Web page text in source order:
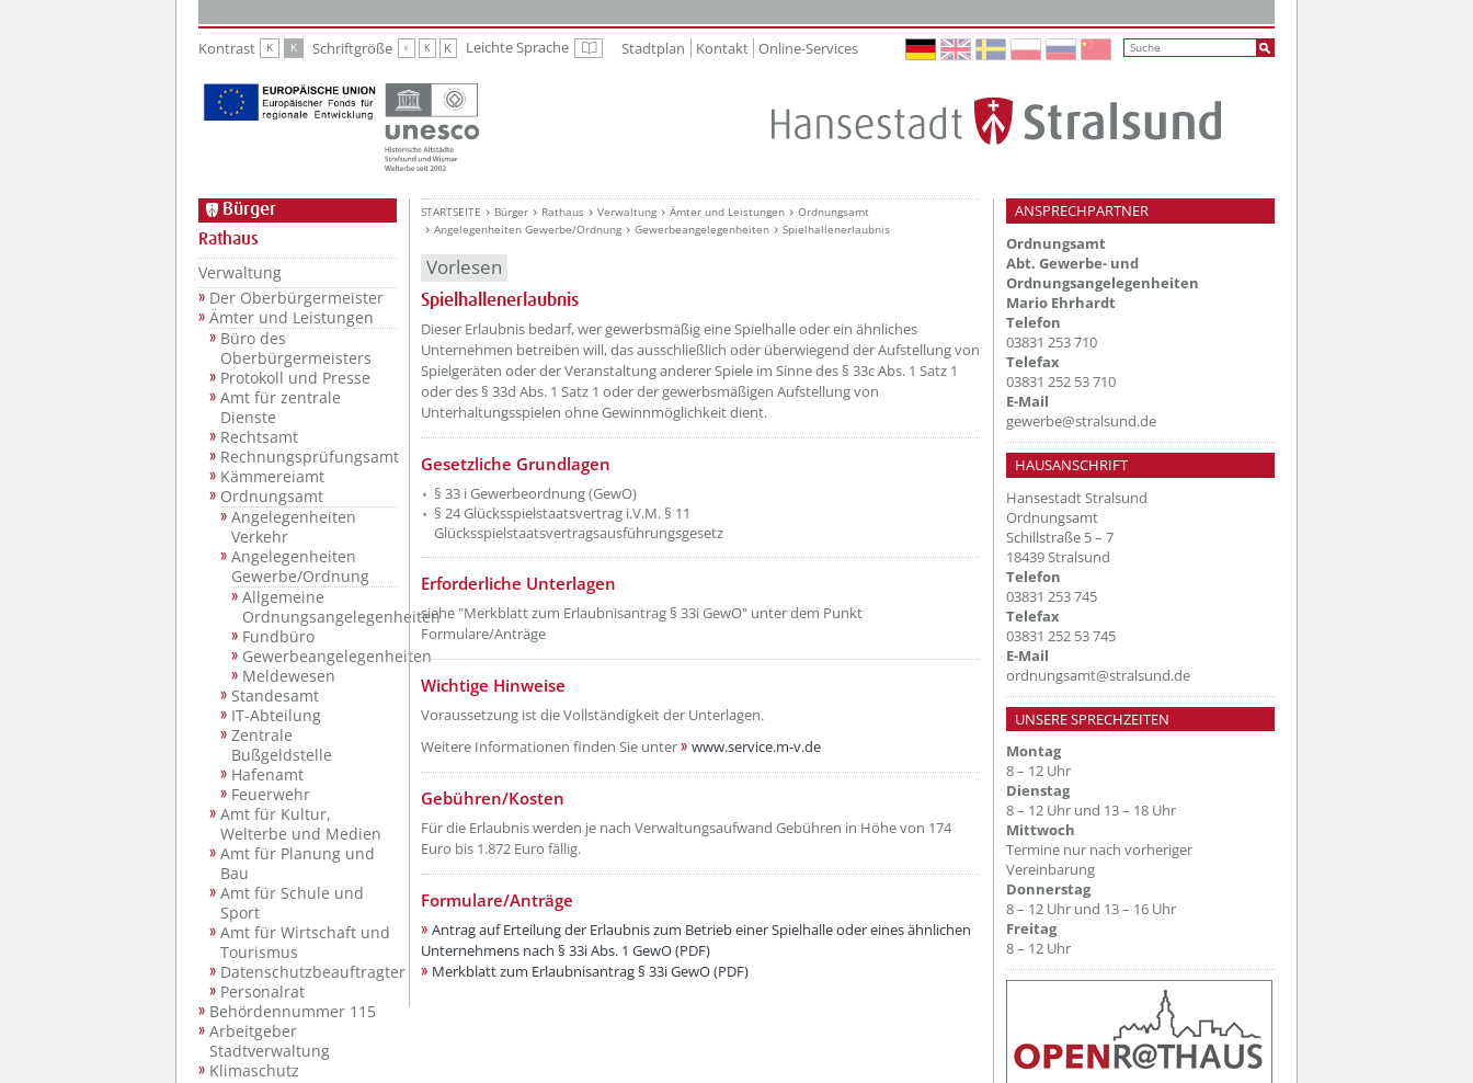
Kontrast K K Schriftgröße K K K Leichte Sprache Leichte Sprache
Stadtplan Kontakt Online-Services
Bürger
Rathaus
Verwaltung
Der Oberbürgermeister
Ämter und Leistungen
Büro des
Oberbürgermeisters
Protokoll und Presse
Amt für zentrale
Dienste
Rechtsamt
Rechnungsprüfungsamt
Kämmereiamt
Ordnungsamt
Angelegenheiten
Verkehr
Angelegenheiten
Gewerbe/Ordnung
Allgemeine
Ordnungsangelegenheiten
Fundbüro
Gewerbeangelegenheiten
Meldewesen
Standesamt
IT-Abteilung
Zentrale
Bußgeldstelle
Hafenamt
Feuerwehr
Amt für Kultur,
Welterbe und Medien
Amt für Planung und
Bau
Amt für Schule und
Sport
Amt für Wirtschaft und
Tourismus
Datenschutzbeauftragter
Personalrat
Behördennummer 115
Arbeitgeber
Stadtverwaltung
Klimaschutz
STARTSEITE Bürger Rathaus Verwaltung Ämter und Leistungen
Ordnungsamt
Angelegenheiten Gewerbe/Ordnung
Gewerbeangelegenheiten Spielhallenerlaubnis
Vorlesen
Spielhallenerlaubnis
Dieser Erlaubnis bedarf, wer gewerbsmäßig eine Spielhalle oder ein ähnliches
Unternehmen betreiben will, das ausschließlich oder überwiegend der Aufstellung von
Spielgeräten oder der Veranstaltung anderer Spiele im Sinne des § 33c Abs. 1 Satz 1
oder des § 33d Abs. 1 Satz 1 oder der gewerbsmäßigen Aufstellung von
Unterhaltungsspielen ohne Gewinnmöglichkeit dient.
Gesetzliche Grundlagen
§ 33 i Gewerbeordnung (GewO)
§ 24 Glücksspielstaatsvertrag i.V.M. § 11
Glücksspielstaatsvertragsausführungsgesetz
Erforderliche Unterlagen
siehe "Merkblatt zum Erlaubnisantrag § 33i GewO" unter dem Punkt
Formulare/Anträge
Wichtige Hinweise
Voraussetzung ist die Vollständigkeit der Unterlagen.
Weitere Informationen finden Sie unter
www.service.m-v.de
Gebühren/Kosten
Für die Erlaubnis werden je nach Verwaltungsaufwand Gebühren in Höhe von 174
Euro bis 1.872 Euro fällig.
Formulare/Anträge
Antrag auf Erteilung der Erlaubnis zum Betrieb einer Spielhalle oder eines ähnlichen
Unternehmens nach § 33i Abs. 1 GewO (PDF)
Merkblatt zum Erlaubnisantrag § 33i GewO (PDF)
ANSPRECHPARTNER
Ordnungsamt
Abt. Gewerbe- und
Ordnungsangelegenheiten
Mario Ehrhardt
Telefon
03831 253 710
Telefax
03831 252 53 710
E-Mail
gewerbe@stralsund.de
HAUSANSCHRIFT
Hansestadt Stralsund
Ordnungsamt
Schillstraße 5 – 7
18439 Stralsund
Telefon
03831 253 745
Telefax
03831 252 53 745
E-Mail
ordnungsamt@stralsund.de
UNSERE SPRECHZEITEN
Montag
8 – 12 Uhr
Dienstag
8 – 12 Uhr und 13 – 18 Uhr
Mittwoch
Termine nur nach vorheriger
Vereinbarung
Donnerstag
8 – 12 Uhr und 13 – 16 Uhr
Freitag
8 – 12 Uhr